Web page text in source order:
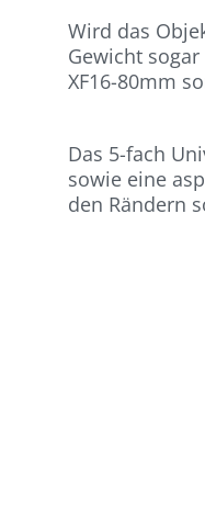
Wird das
Gewicht
XF16-80mm
Das 5-fach
sowie eine
den Rändern